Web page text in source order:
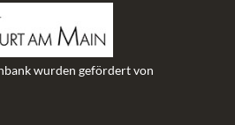
wurden gefördert von